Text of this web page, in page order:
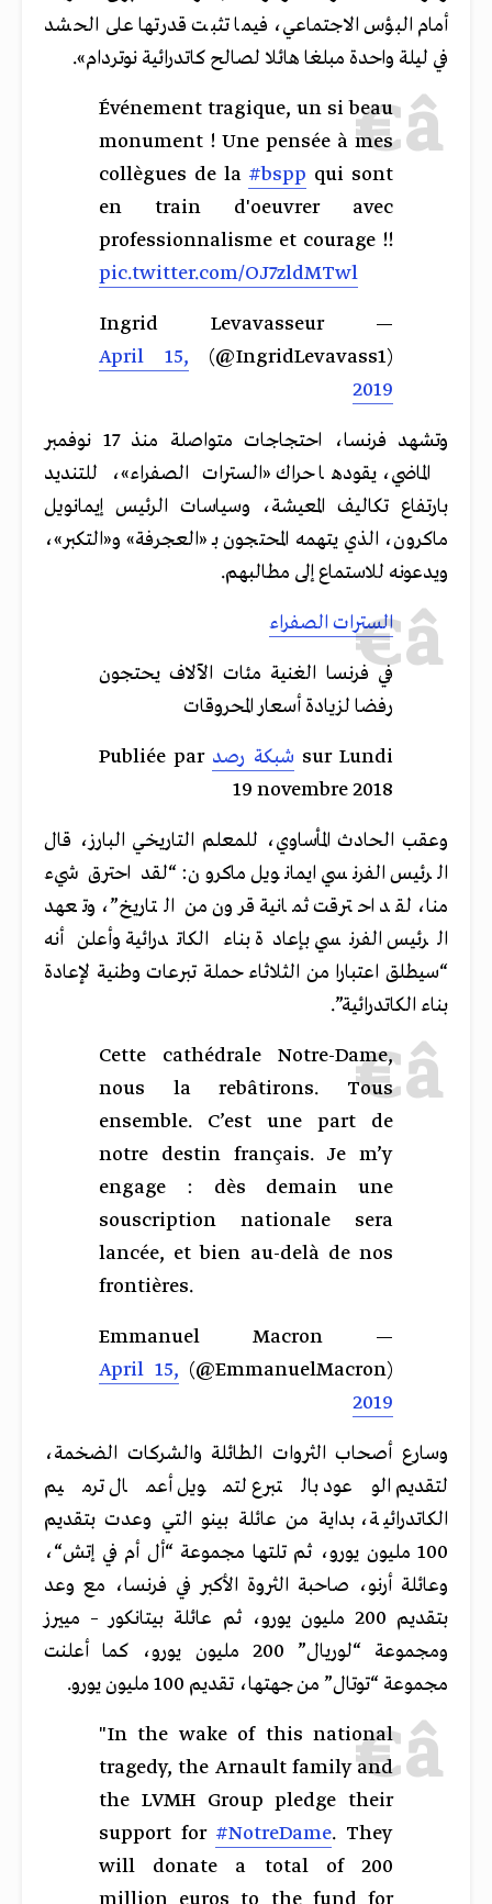
أمام البؤس الاجتماعي، فيما تثبت قدرتها على الحشد
في ليلة واحدة مبلغا هائلا لصالح كاتدرائية نوتردام».
Événement tragique, un si beau
monument ! Une pensée à mes
collègues de la #bspp qui sont
en train d'oeuvrer avec
professionnalisme et courage !!
pic.twitter.com/OJ7zldMTwl
— Ingrid Levavasseur
(@IngridLevavass1)
April 15,
2019
وتشهد فرنسا، احتجاجات متواصلة منذ17 نوفمبر
الماضي، يقودها حراك «السترات الصفراء»، للتنديد
بارتفاع تكاليف المعيشة، وسياسات الرئيس إيمانويل
ماكرون، الذي يتهمه المحتجون بـ«العجرفة»و«التكبر»،
ويدعونه للاستماع إلى مطالبهم.
السترات الصفراء
في فرنسا الغنية مئات الآلاف يحتجون
رفضا لزيادة أسعار المحروقات
Publiée par ‎ شبكة رصد ‎ sur Lundi
19 novembre 2018
وعقب الحادث المأساوي، للمعلم التاريخي البارز، قال
الرئيس الفرنسي ايمانويل ماكرون: “لقد احترق شيء
منا، لقد احترقت ثمانية قرون من التاريخ”، وتعهد
الرئيس الفرنسي بإعادة بناء الكاتدرائية وأعلن أنه
“سيطلق اعتبارا من الثلاثاء حملة تبرعات وطنية لإعادة
بناء الكاتدرائية”.
Cette cathédrale Notre-Dame,
nous la rebâtirons. Tous
ensemble. C’est une part de
notre destin français. Je m’y
engage : dès demain une
souscription nationale sera
lancée, et bien au-delà de nos
frontières.
— Emmanuel Macron
(@EmmanuelMacron)
April 15,
2019
وسارع أصحاب الثروات الطائلة والشركات الضخمة،
لتقديم الوعود بالتبرع لتمويل أعمال ترميم
الكاتدرائية،بداية من عائلة بينو التي وعدت بتقديم
100 مليون يورو، ثم تلتها مجموعة “أل أم في إتش“،
وعائلة أرنو، صاحبة الثروة الأكبر في فرنسا، مع وعد
بتقديم
مليون يورو، ثم عائلة بيتانكور – مييرز
ومجموعة “لوريال” 200 مليون يورو، كما أعلنت
مجموعة “توتال” منجهتها، تقديم مليونيورو.
"In the wake of this national
tragedy, the Arnault family and
the LVMH Group pledge their
support for #NotreDame. They
will donate a total of 200